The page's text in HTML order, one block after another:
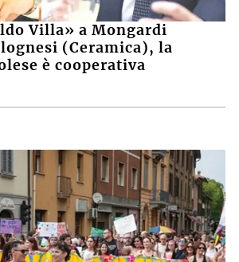
Villa» a Mongardi
(Ceramica), la
è cooperativa